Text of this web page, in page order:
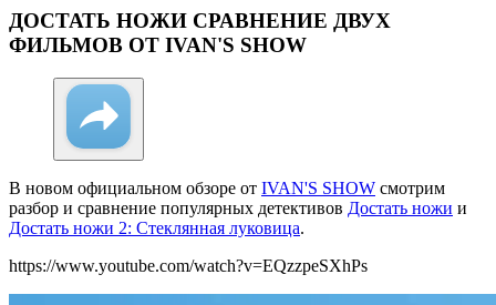
ДОСТАТЬ НОЖИ СРАВНЕНИЕ ДВУХ
ФИЛЬМОВ ОТ IVAN'S SHOW
В новом официальном обзоре от IVAN'S SHOW смотрим
разбор и сравнение популярных детективов Достать ножи и
Достать ножи 2: Стеклянная луковица.
https://www.youtube.com/watch?v=EQzzpeSXhPs